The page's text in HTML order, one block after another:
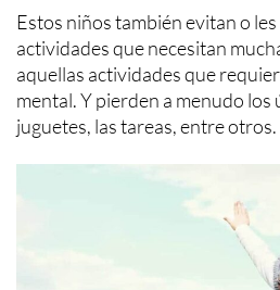
Estos niños también evitan o
actividades que necesitan
aquellas actividades que
mental. Y pierden a menudo los
juguetes, las tareas, entre otros.